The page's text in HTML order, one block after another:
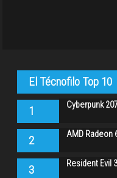
El Técnofilo Top 10
1 Cyberpunk
2 AMD Radeon
3 Resident Evil